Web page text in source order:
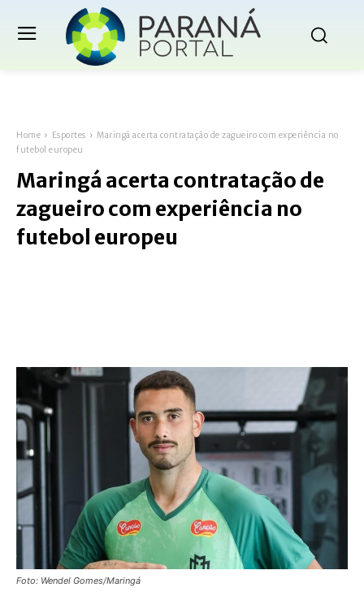
Home Esportes
Maringá acerta contratação de zagueiro com experiência no
futebol europeu
Maringá acerta contratação de
zagueiro com experiência no
futebol europeu
Foto: Wendel Gomes/Maringá